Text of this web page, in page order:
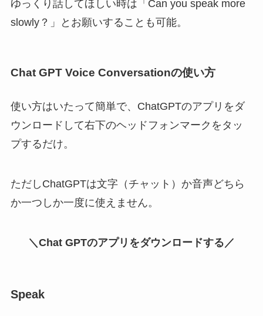
ゆっくり話してほしい時は「Can you speak more
slowly？」とお願いすることも可能。
Chat GPT Voice Conversationの使い方
使い方はいたって簡単で、ChatGPTのアプリをダ
ウンロードして右下のヘッドフォンマークをタッ
プするだけ。
ただしChatGPTは文字（チャット）か音声どちら
か一つしか一度に使えません。
＼Chat GPTのアプリをダウンロードする／
Speak